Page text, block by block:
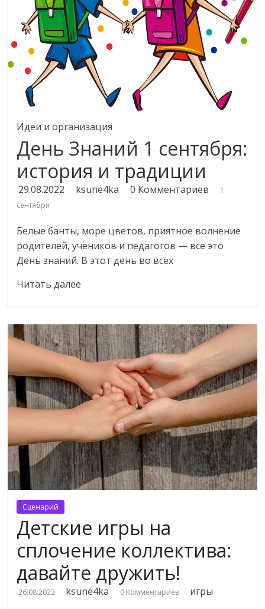
Идеи и организация
День Знаний 1 сентября:
история и традиции
29.08.2022 ksune4ka 0 Комментариев
1
сентября
Белые банты, море цветов, приятное волнение
родителей, учеников и педагогов — все это
День знаний. В этот день во всех
Читать далее
Сценарий
Детские игры на
сплочение коллектива:
давайте дружить!
26.08.2022 ksune4ka 0 Комментариев игры